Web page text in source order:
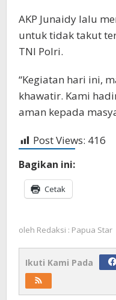
AKP Junaidy lalu
untuk tidak takut
TNI Polri.
“Kegiatan hari ini,
khawatir. Kami
aman kepada
Post Views: 416
Bagikan ini:
Cetak
oleh Redaksi : Papua Star
Ikuti Kami Pada